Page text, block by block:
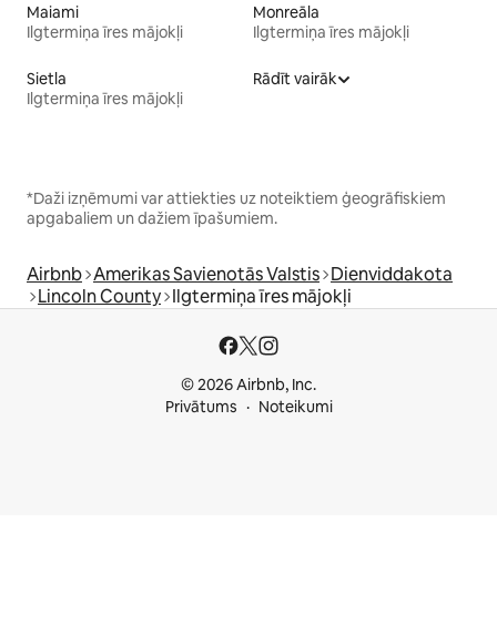
Maiami
Ilgtermiņa īres mājokļi
Monreāla
Ilgtermiņa īres mājokļi
Sietla
Ilgtermiņa īres mājokļi
Rādīt vairāk
*Daži izņēmumi var attiekties uz noteiktiem ģeogrāfiskiem
apgabaliem un dažiem īpašumiem.
Airbnb Amerikas Savienotās Valstis Dienviddakota
Lincoln County Ilgtermiņa īres mājokļi
© 2026 Airbnb, Inc.
Privātums
Noteikumi